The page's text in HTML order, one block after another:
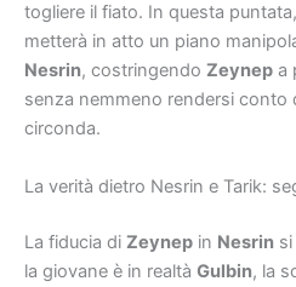
togliere il fiato. In questa
metterà in atto un piano
Nesrin, costringendo Zeynep a
senza nemmeno rendersi conto
circonda.
La verità dietro Nesrin e Tarik:
La fiducia di Zeynep in Nesrin
la giovane è in realtà Gulbin, la